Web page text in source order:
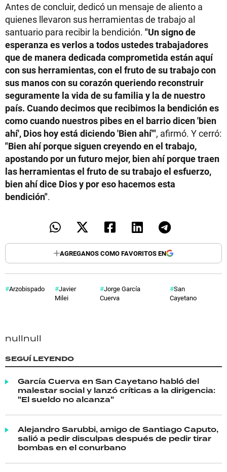
Antes de concluir, dedicó un mensaje de aliento a
quienes llevaron sus herramientas de trabajo al
santuario para recibir la bendición. "Un signo de
esperanza es verlos a todos ustedes trabajadores
que de manera dedicada comprometida están aquí
con sus herramientas, con el fruto de su trabajo con
sus manos con su corazón queriendo reconstruir
seguramente la vida de su familia y la de nuestro
país. Cuando decimos que recibimos la bendición es
como cuando nuestros pibes en el barrio dicen 'bien
ahí', Dios hoy está diciendo 'Bien ahí'", afirmó. Y cerró:
"Bien ahí porque siguen creyendo en el trabajo,
apostando por un futuro mejor, bien ahí porque traen
las herramientas el fruto de su trabajo el esfuerzo,
bien ahí dice Dios y por eso hacemos esta
bendición".
AGREGANOS COMO FAVORITOS EN
Arzobispado
Javier
Milei
Jorge García
Cuerva
San
Cayetano
nullnull
SEGUÍ LEYENDO
García Cuerva en San Cayetano habló del
malestar social y lanzó críticas a la dirigencia:
"El sueldo no alcanza"
Alejandro Sarubbi, amigo de Santiago Caputo,
salió a pedir disculpas después de pedir tirar
bombas en el conurbano